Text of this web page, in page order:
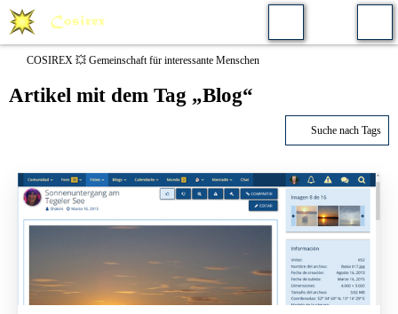
COSIREX 💥 Gemeinschaft für interessante Menschen
Artikel mit dem Tag „Blog“
Suche nach Tags